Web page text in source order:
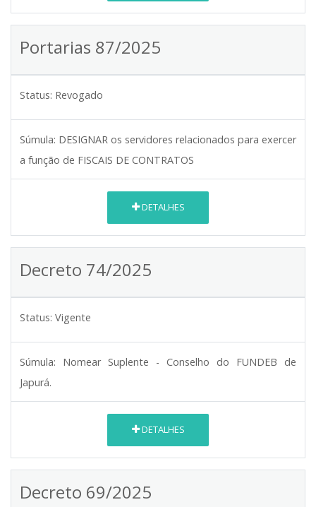
Portarias 87/2025
Status: Revogado
Súmula: DESIGNAR os servidores relacionados para exercer
a função de FISCAIS DE CONTRATOS
DETALHES
Decreto 74/2025
Status: Vigente
Súmula:
Nomear Suplente - Conselho do FUNDEB de
Japurá.
DETALHES
Decreto 69/2025